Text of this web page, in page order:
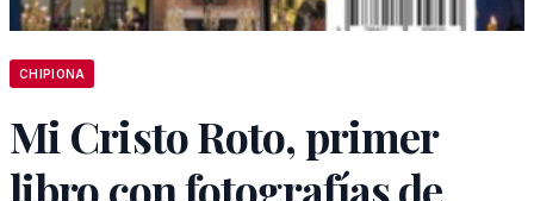
CHIPIONA
Mi Cristo Roto, primer
libro con fotografías de